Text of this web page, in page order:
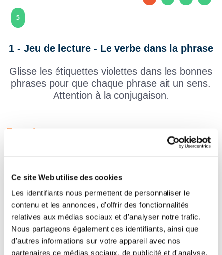
Ce site Web utilise des cookies
Les identifiants nous permettent de personnaliser le
contenu et les annonces, d'offrir des fonctionnalités
relatives aux médias sociaux et d'analyser notre trafic.
Nous partageons également ces identifiants, ainsi que
d'autres informations sur votre appareil avec nos
partenaires de médias sociaux, de publicité et d'analyse.
5
1 - Jeu de lecture - Le verbe dans la phrase
Glisse les étiquettes violettes dans les bonnes
phrases pour que chaque phrase ait un sens.
Attention à la conjugaison.
Exercice :
Le matin, Hélène en prenant sa douche.
les lettres pour former un mot.
Le ballon sur le sol.
Vous vos chaussures.